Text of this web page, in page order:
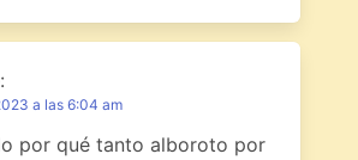
a las 6:04 am
por qué tanto alboroto por